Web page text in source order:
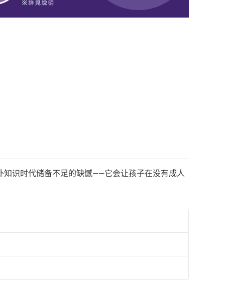
识时代储备不足的缺憾——它会让孩子在没有成人